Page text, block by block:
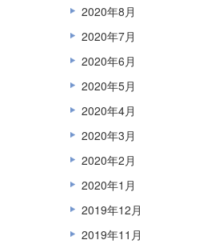
2020年8月
2020年7月
2020年6月
2020年5月
2020年4月
2020年3月
2020年2月
2020年1月
2019年12月
2019年11月